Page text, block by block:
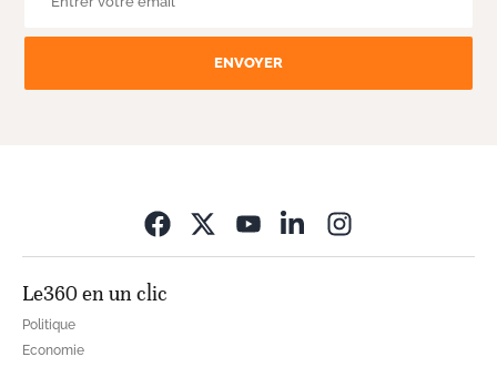
ENVOYER
Le360 en un clic
Politique
Economie